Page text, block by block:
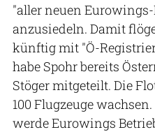
"aller neuen
anzusiedeln. Damit
künftig mit "Ö-
habe Spohr bereits
Stöger mitgeteilt. Die
100 Flugzeuge
werde Eurowings